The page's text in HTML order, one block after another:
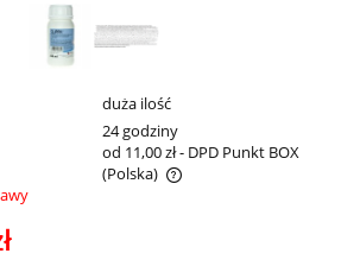
duża ilość
24 godziny
od 11,00 zł- DPD Punkt BOX
(Polska)
kosztów płatności